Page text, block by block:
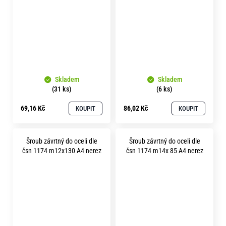
Skladem
(31 ks)
69,16 Kč KOUPIT
Skladem
(6 ks)
86,02 Kč KOUPIT
Šroub závrtný do oceli dle
čsn 1174 m12x130 A4 nerez
Šroub závrtný do oceli dle
čsn 1174 m14x 85 A4 nerez